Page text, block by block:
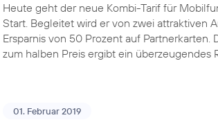
Heute geht der neue Kombi-Tarif für
Start. Begleitet wird er von zwei attraktiven
Ersparnis von 50 Prozent auf Partnerkarten.
zum halben Preis ergibt ein
01. Februar 2019